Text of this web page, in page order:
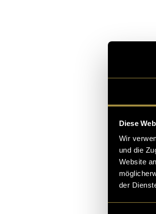
Diese
Wir
und die
Website
der